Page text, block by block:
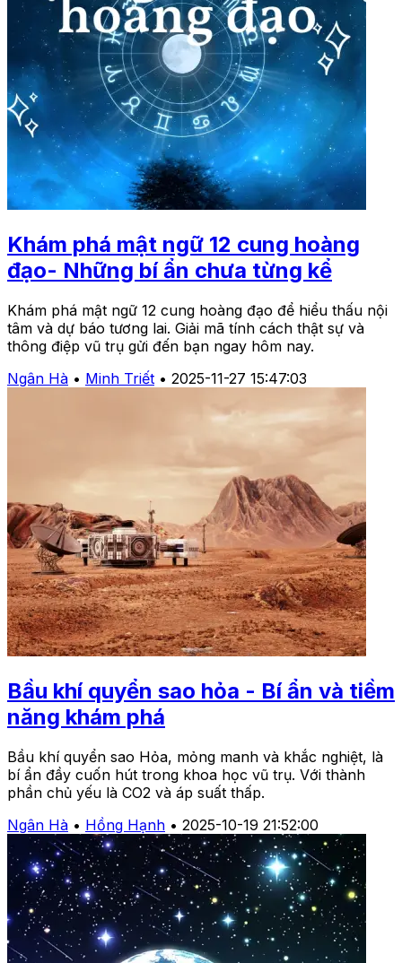
Khám phá mật ngữ 12 cung hoàng
đạo- Những bí ẩn chưa từng kể
Khám phá mật ngữ 12 cung hoàng đạo để hiểu thấu nội
tâm và dự báo tương lai. Giải mã tính cách thật sự và
thông điệp vũ trụ gửi đến bạn ngay hôm nay.
Ngân Hà • Minh Triết • 2025-11-27 15:47:03
Bầu khí quyển sao hỏa - Bí ẩn và tiềm
năng khám phá
Bầu khí quyển sao Hỏa, mỏng manh và khắc nghiệt, là
bí ẩn đầy cuốn hút trong khoa học vũ trụ. Với thành
phần chủ yếu là CO2 và áp suất thấp.
Ngân Hà • Hồng Hạnh • 2025-10-19 21:52:00